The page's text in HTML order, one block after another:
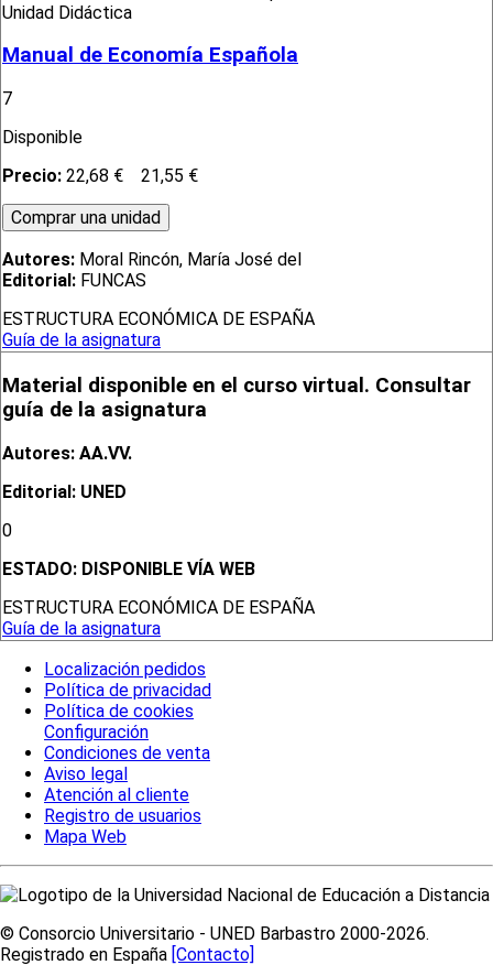
Unidad Didáctica
Manual de Economía Española
7
Disponible
Precio: 22,68 € 21,55 €
Autores: Moral Rincón, María José del
Editorial: FUNCAS
ESTRUCTURA ECONÓMICA DE ESPAÑA
Guía de la asignatura
Material disponible en el curso virtual. Consultar
guía de la asignatura
Autores: AA.VV.
Editorial: UNED
0
ESTADO: DISPONIBLE VÍA WEB
ESTRUCTURA ECONÓMICA DE ESPAÑA
Guía de la asignatura
Localización pedidos
Política de privacidad
Política de cookies
Configuración
Condiciones de venta
Aviso legal
Atención al cliente
Registro de usuarios
Mapa Web
© Consorcio Universitario - UNED Barbastro 2000-2026.
Registrado en España [Contacto]